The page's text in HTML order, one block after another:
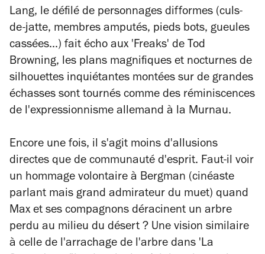
Lang, le défilé de personnages difformes (culs-
de-jatte, membres amputés, pieds bots, gueules
cassées...) fait écho aux 'Freaks' de Tod
Browning, les plans magnifiques et nocturnes de
silhouettes inquiétantes montées sur de grandes
échasses sont tournés comme des réminiscences
de l'expressionnisme allemand à la Murnau.
Encore une fois, il s'agit moins d'allusions
directes que de communauté d'esprit. Faut-il voir
un hommage volontaire à Bergman (cinéaste
parlant mais grand admirateur du muet) quand
Max et ses compagnons déracinent un arbre
perdu au milieu du désert ? Une vision similaire
à celle de l'arrachage de l'arbre dans 'La